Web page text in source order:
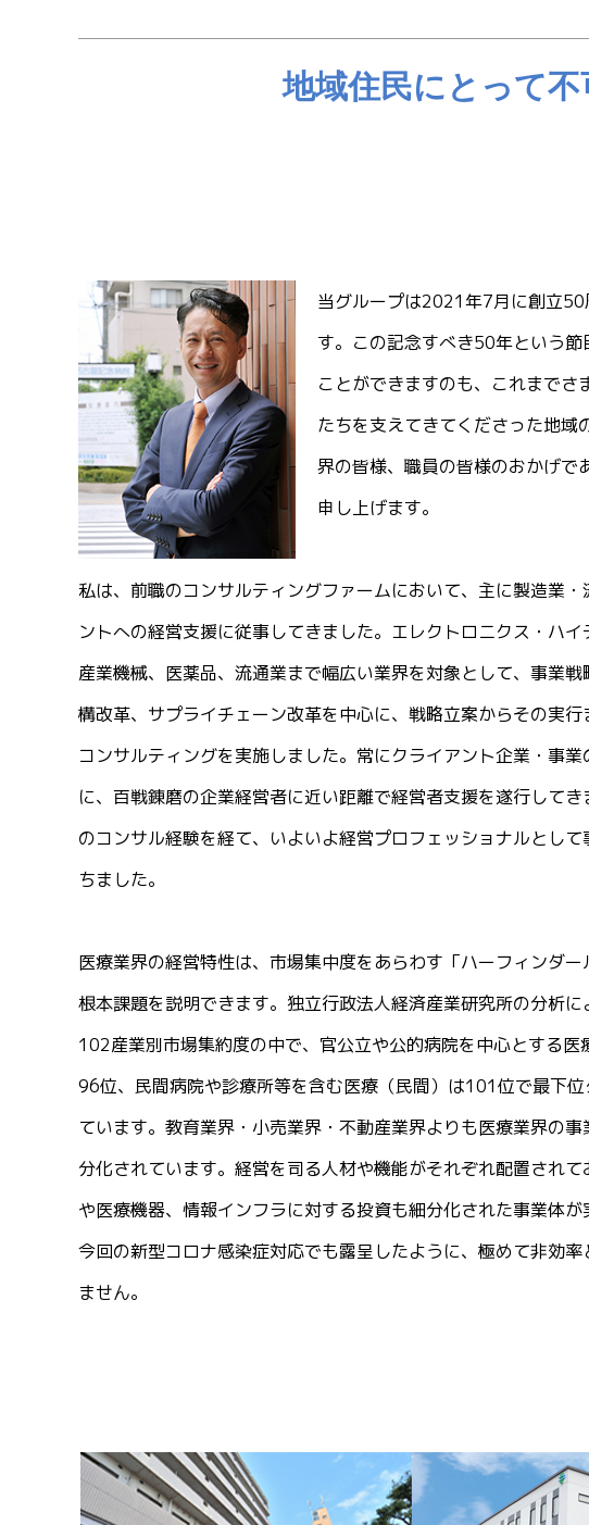
地域住民にとって
当グループは2021年7月に創立50
す。この記念すべき50年という節
ことができますのも、これまでさ
たちを支えてきてくださった地域
界の皆様、職員の皆様のおかげで
申し上げます。
私は、前職のコンサルティングファームにおいて、主に製造業・
ントへの経営支援に従事してきました。エレクトロニクス・ハイ
産業機械、医薬品、流通業まで幅広い業界を対象として、事業
構改革、サプライチェーン改革を中心に、戦略立案からその実行
コンサルティングを実施しました。常にクライアント企業・事
に、百戦錬磨の企業経営者に近い距離で経営者支援を遂行して
のコンサル経験を経て、いよいよ経営プロフェッショナルとして
ちました。
医療業界の経営特性は、市場集中度をあらわす「ハーフィンダー
根本課題を説明できます。独立行政法人経済産業研究所の分析に
102産業別市場集約度の中で、官公立や公的病院を中心とする医
96位、民間病院や診療所等を含む医療（民間）は101位で最下位
ています。教育業界・小売業界・不動産業界よりも医療業界の事
分化されています。経営を司る人材や機能がそれぞれ配置されて
や医療機器、情報インフラに対する投資も細分化された事業体が
今回の新型コロナ感染症対応でも露呈したように、極めて非効率
ません。